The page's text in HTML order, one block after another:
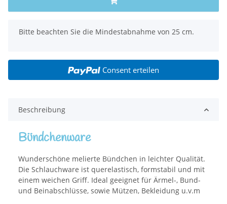
x
Bitte beachten Sie die Mindestabnahme von 25 cm.
Consent erteilen
Beschreibung
Bündchenware
Wunderschöne melierte Bündchen in leichter Qualität.
Die Schlauchware ist querelastisch, formstabil und mit
einem weichen Griff. Ideal geeignet für Ärmel-, Bund-
und Beinabschlüsse, sowie Mützen, Bekleidung u.v.m